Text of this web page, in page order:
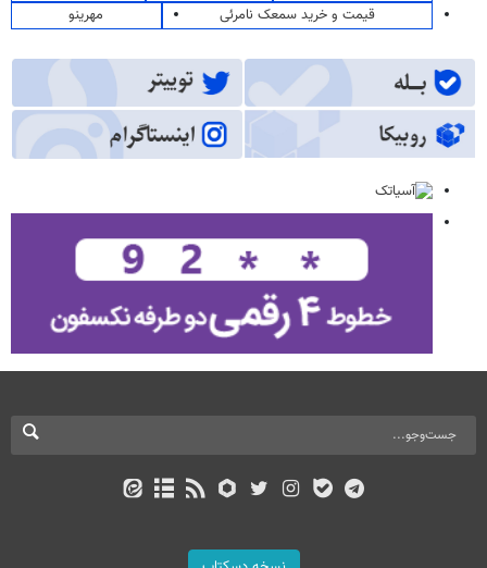
قیمت و خرید سمعک نامرئی
مهرینو